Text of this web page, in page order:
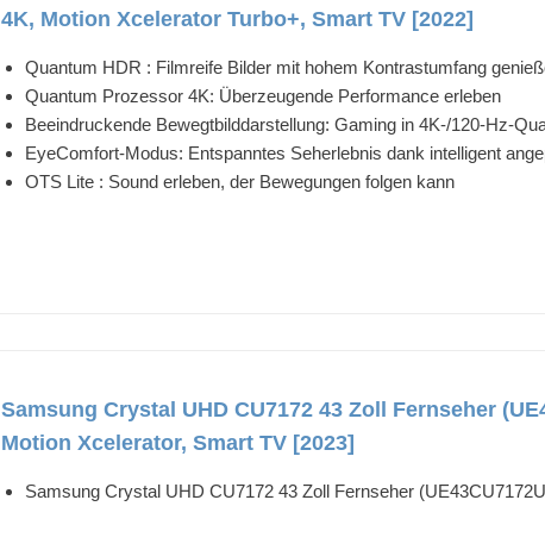
4K, Motion Xcelerator Turbo+, Smart TV [2022]
Quantum HDR : Filmreife Bilder mit hohem Kontrastumfang
Quantum Prozessor 4K: Überzeugende Performance erleben
Beeindruckende Bewegtbilddarstellung: Gaming in 4K-/120-Hz-
EyeComfort-Modus: Entspanntes Seherlebnis dank intelligent
OTS Lite : Sound erleben, der Bewegungen folgen kann
Samsung Crystal UHD CU7172 43 Zoll Fernseher
Motion Xcelerator, Smart TV [2023]
Samsung Crystal UHD CU7172 43 Zoll Fernseher